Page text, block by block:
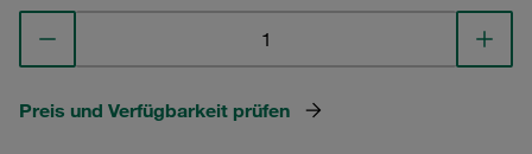
Preis und Verfügbarkeit prüfen